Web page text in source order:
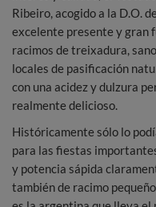
Ribeiro, acogido a la D.O. de
excelente presente y gran
racimos de treixadura,
locales de pasificación
con una acidez y dulzura
realmente delicioso.
Históricamente sólo lo
para las fiestas
y potencia sápida
también de racimo